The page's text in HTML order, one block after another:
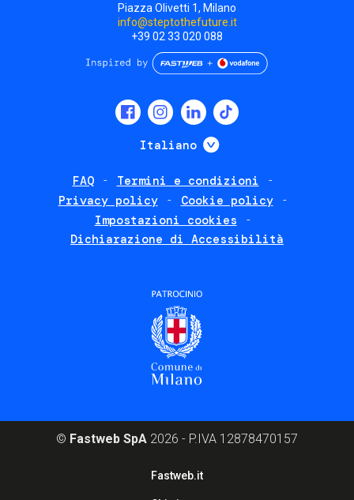
Piazza Olivetti 1, Milano
info@steptothefuture.it
+39 02 33 020 088
Italiano Mostra ulteriori
FAQ
Termini e condizioni
Privacy policy
Cookie policy
Impostazioni cookies
Dichiarazione di Accessibilità
© Fastweb SpA 2026 - P.IVA 12878470157
Fastweb.it